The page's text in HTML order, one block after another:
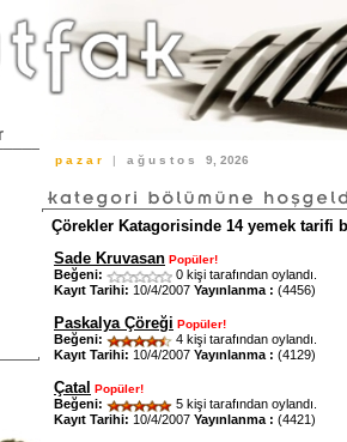
p a z a r | a ğ u s t o s 9, 2026
Çörekler Katagorisinde 14 yemek tarifi
Sade Kruvasan Popüler!
Beğeni:
0 kişi tarafından oylandı.
Kayıt Tarihi: 10/4/2007 Yayınlanma : (4456)
Paskalya Çöreği Popüler!
Beğeni:
4 kişi tarafından oylandı.
Kayıt Tarihi: 10/4/2007 Yayınlanma : (4129)
Çatal Popüler!
Beğeni:
5 kişi tarafından oylandı.
Kayıt Tarihi: 10/4/2007 Yayınlanma : (4421)